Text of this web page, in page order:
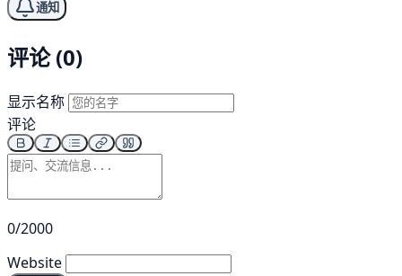
通知
评论 (0)
显示名称
评论
0/2000
Website